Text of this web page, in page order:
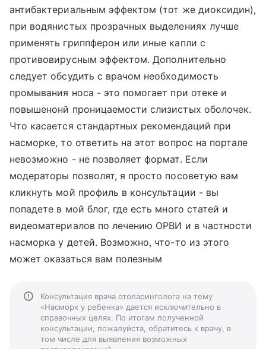
антибактериальным эффектом (тот же диоксидин),
при водянистых прозрачных выделениях лучше
применять гриппферон или иные капли с
противовирусным эффектом. Дополнительно
следует обсудить с врачом необходимость
промывания носа - это помогает при отеке и
повышенонй проницаемости слизистых оболочек.
Что касается стандартных рекомендаций при
насморке, то ответить на этот вопрос на портале
невозможно - не позволяет формат. Если
модераторы позволят, я просто посоветую вам
кликнуть мой профиль в консультации - вы
попадете в мой блог, где есть много статей и
видеоматериалов по лечению ОРВИ и в частности
насморка у детей. Возможно, что-то из этого
может оказаться вам полезным
Консультация врача отоларинголога на тему
«Насморк у ребенка» дается исключительно в
справочных целях. По итогам полученной
консультации, пожалуйста, обратитесь к врачу, в
том числе для выявления возможных